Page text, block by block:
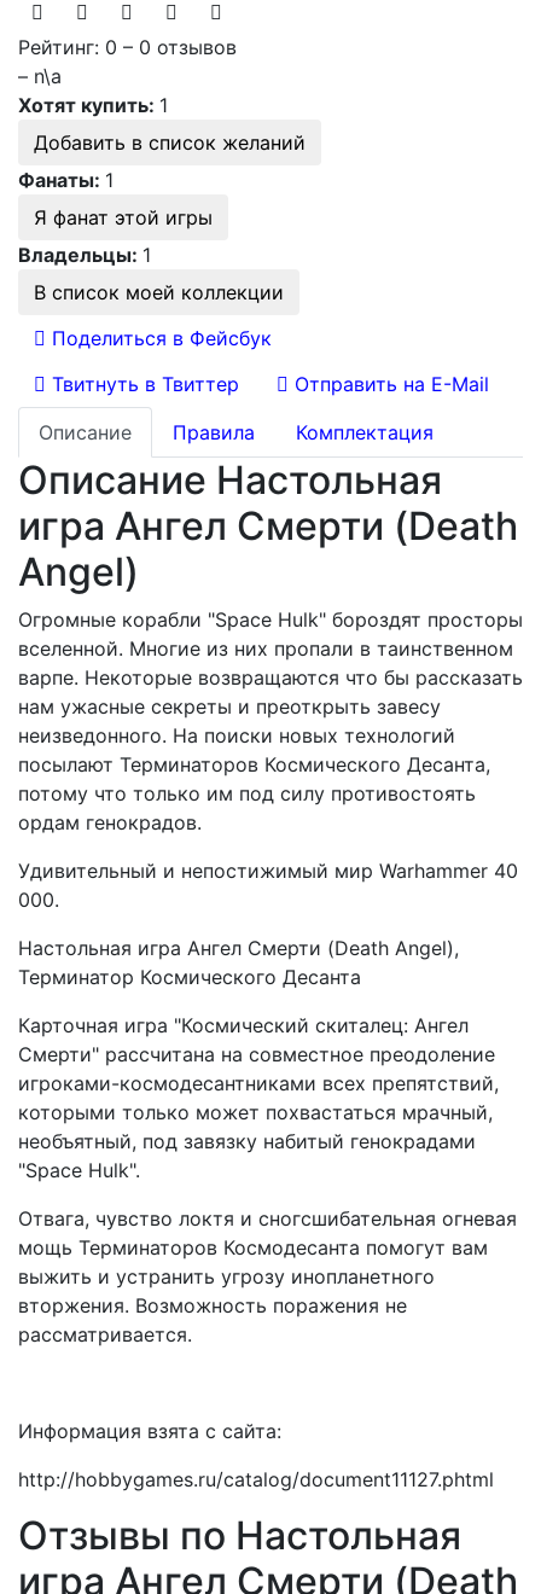
Рейтинг: 0 – 0 отзывов
– n\a
Хотят купить: 1
Добавить в список желаний
Фанаты: 1
Я фанат этой игры
Владельцы: 1
В список моей коллекции
Поделиться в Фейсбук
Твитнуть в Твиттер
Отправить на E-Mail
Описание
Правила Комплектация
Описание Настольная
игра Ангел Смерти (Death
Angel)
Огромные корабли "Space Hulk" бороздят просторы
вселенной. Многие из них пропали в таинственном
варпе. Некоторые возвращаются что бы рассказать
нам ужасные секреты и преоткрыть завесу
неизведонного. На поиски новых технологий
посылают Терминаторов Космического Десанта,
потому что только им под силу противостоять
ордам генокрадов.
Удивительный и непостижимый мир Warhammer 40
000.
Настольная игра Ангел Смерти (Death Angel),
Терминатор Космического Десанта
Карточная игра "Космический скиталец: Ангел
Смерти" рассчитана на совместное преодоление
игроками-космодесантниками всех препятствий,
которыми только может похвастаться мрачный,
необъятный, под завязку набитый генокрадами
"Space Hulk".
Отвага, чувство локтя и сногсшибательная огневая
мощь Терминаторов Космодесанта помогут вам
выжить и устранить угрозу инопланетного
вторжения. Возможность поражения не
рассматривается.
Информация взята с сайта:
http://hobbygames.ru/catalog/document11127.phtml
Отзывы по Настольная
игра Ангел Смерти (Death